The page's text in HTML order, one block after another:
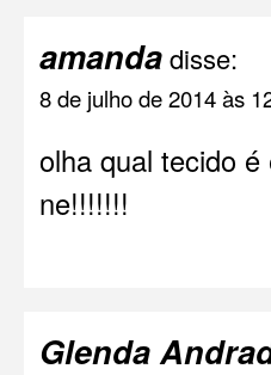
amandadisse:
8 de julho de 2014 às
olha qual tecido
ne!!!!!!!
Glenda